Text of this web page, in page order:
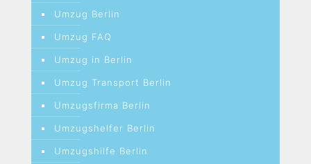
Umzug Berlin
Umzug FAQ
Umzug in Berlin
Umzug Transport Berlin
Umzugsfirma Berlin
Umzugshelfer Berlin
Umzugshilfe Berlin